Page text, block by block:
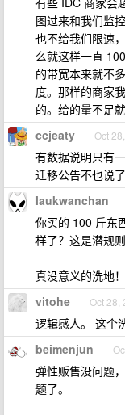
图过来和我们监
也不给我们限速
么就这样一直
的带宽本来就不
度。那样的商家
的。给的量不足
ccjeaty Oct
有数据说明只有
迁移公告不也说
laukwanchan
你买的 100 斤东
样了？这是潜规
真没意义的洗地
vitohe Oct 28,
逻辑感人。 这个
beimenjun
弹性贩售没问题
题了。